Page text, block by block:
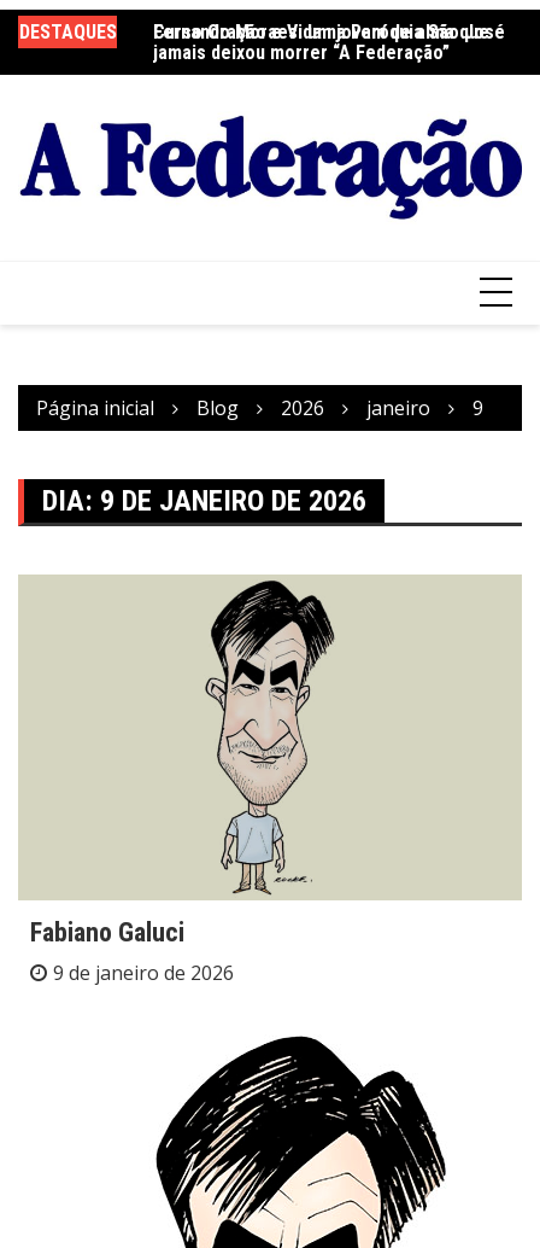
para
o
DESTAQUES
Fernando Moraes: um jovem de alma que
jamais deixou morrer “A Federação”
Curso Oração e Vida na Paróquia São José
Página inicial Blog 2026 janeiro 9
DIA: 9 DE JANEIRO DE 2026
Fabiano Galuci
9 de janeiro de 2026